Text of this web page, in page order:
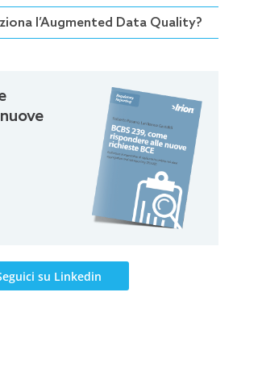
l’Augmented Data Quality?
su Linkedin